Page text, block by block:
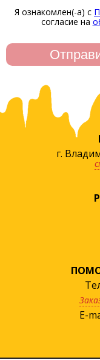
Я ознакомлен(-а) с
согласие на
г.
E-